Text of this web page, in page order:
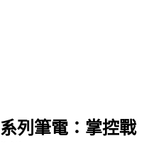
列筆電：掌控戰